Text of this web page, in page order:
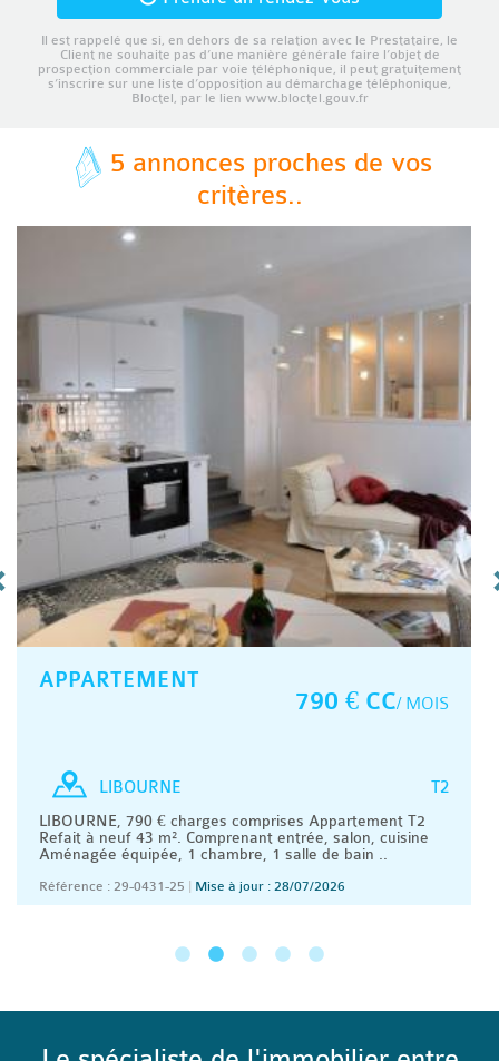
Il est rappelé que si, en dehors de sa relation avec le Prestataire, le
Client ne souhaite pas d’une manière générale faire l’objet de
prospection commerciale par voie téléphonique, il peut gratuitement
s’inscrire sur une liste d’opposition au démarchage téléphonique,
Bloctel, par le lien www.bloctel.gouv.fr
5 annonces proches de vos
critères..
APPARTEMENT
790 € CC/ MOIS
T2
LIBOURNE
LIBOURNE, 790 € charges comprises Appartement T2
Refait à neuf 43 m². Comprenant entrée, salon, cuisine
Aménagée équipée, 1 chambre, 1 salle de bain ..
Référence : 29-0431-25 Mise à jour : 28/07/2026